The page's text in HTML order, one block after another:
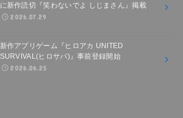
に新作読切『笑わないでよ しじまさん』掲載
2026.07.29
新作アプリゲーム『ヒロアカ UNITED
SURVIVAL(ヒロサバ)』事前登録開始
2026.06.25